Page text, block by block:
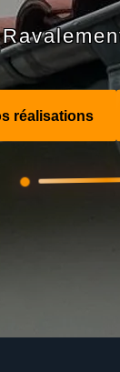
réalisations